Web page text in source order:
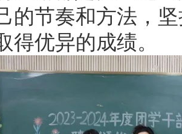
的节奏和方法，
得优异的成绩。